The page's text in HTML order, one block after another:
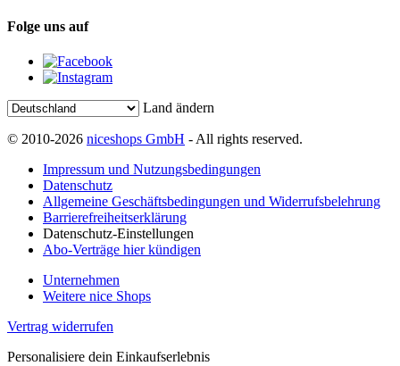
Folge uns auf
Land ändern
© 2010-2026 niceshops GmbH - All rights reserved.
Impressum und Nutzungsbedingungen
Datenschutz
Allgemeine Geschäftsbedingungen und Widerrufsbelehrung
Barrierefreiheitserklärung
Datenschutz-Einstellungen
Abo-Verträge hier kündigen
Unternehmen
Weitere nice Shops
Vertrag widerrufen
Personalisiere dein Einkaufserlebnis